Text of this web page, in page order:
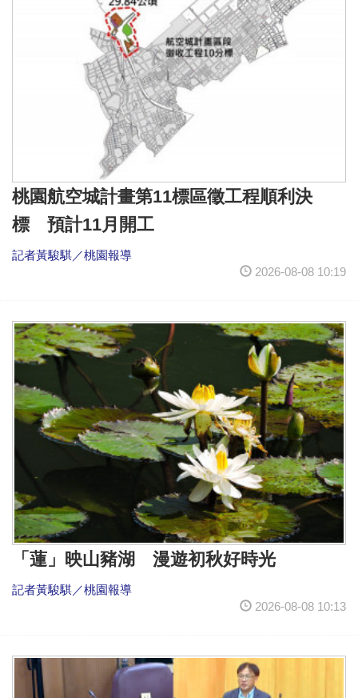
桃園航空城計畫第11標區徵工程順利決
標 預計11月開工
記者黃駿騏／桃園報導
2026-08-08 10:19
「蓮」映山豬湖 漫遊初秋好時光
記者黃駿騏／桃園報導
2026-08-08 10:13